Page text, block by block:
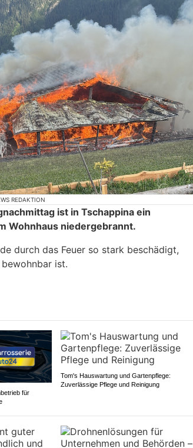
REDAKTION
ist in Tschappina ein
Wohnhaus niedergebrannt.
durch das Feuer so stark beschädigt,
ist.
für
Tom's Hauswartung und Gartenpflege:
Zuverlässige Pflege und Reinigung